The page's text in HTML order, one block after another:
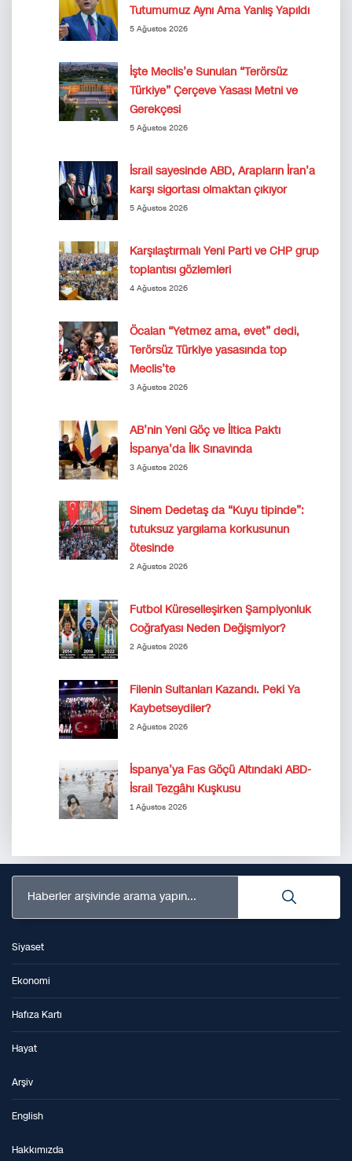
Tutumumuz Aynı Ama Yanlış Yapıldı
5 Ağustos 2026
İşte Meclis’e Sunulan “Terörsüz
Türkiye” Çerçeve Yasası Metni ve
Gerekçesi
5 Ağustos 2026
İsrail sayesinde ABD, Arapların İran’a
karşı sigortası olmaktan çıkıyor
5 Ağustos 2026
Karşılaştırmalı Yeni Parti ve CHP grup
toplantısı gözlemleri
4 Ağustos 2026
Öcalan “Yetmez ama, evet” dedi,
Terörsüz Türkiye yasasında top
Meclis’te
3 Ağustos 2026
AB’nin Yeni Göç ve İltica Paktı
İspanya’da İlk Sınavında
3 Ağustos 2026
Sinem Dedetaş da “Kuyu tipinde”:
tutuksuz yargılama korkusunun
ötesinde
2 Ağustos 2026
Futbol Küreselleşirken Şampiyonluk
Coğrafyası Neden Değişmiyor?
2 Ağustos 2026
Filenin Sultanları Kazandı. Peki Ya
Kaybetseydiler?
2 Ağustos 2026
İspanya’ya Fas Göçü Altındaki ABD-
İsrail Tezgâhı Kuşkusu
1 Ağustos 2026
Haberler arşivinde arama yapın...
Siyaset
Ekonomi
Hafıza Kartı
Hayat
Arşiv
English
Hakkımızda